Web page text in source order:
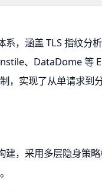
，涵盖 TLS 指纹分
、DataDome 等
实现了从单请求到
，采用多层隐身策